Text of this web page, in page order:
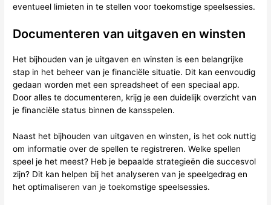
eventueel limieten in te stellen voor toekomstige speelsessies.
Documenteren van uitgaven en winsten
Het bijhouden van je uitgaven en winsten is een belangrijke
stap in het beheer van je financiële situatie. Dit kan eenvoudig
gedaan worden met een spreadsheet of een speciaal app.
Door alles te documenteren, krijg je een duidelijk overzicht van
je financiële status binnen de kansspelen.
Naast het bijhouden van uitgaven en winsten, is het ook nuttig
om informatie over de spellen te registreren. Welke spellen
speel je het meest? Heb je bepaalde strategieën die succesvol
zijn? Dit kan helpen bij het analyseren van je speelgedrag en
het optimaliseren van je toekomstige speelsessies.